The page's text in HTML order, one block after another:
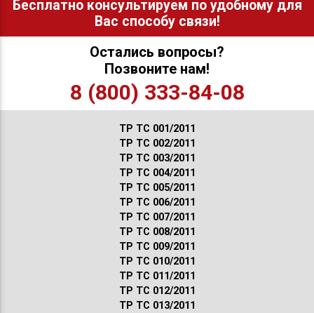
Бесплатно консультируем по удобному для
Вас способу связи!
Остались вопросы?
Позвоните нам!
8 (800) 333-84-08
ТР ТС 001/2011
ТР ТС 002/2011
ТР ТС 003/2011
ТР ТС 004/2011
ТР ТС 005/2011
ТР ТС 006/2011
ТР ТС 007/2011
ТР ТС 008/2011
ТР ТС 009/2011
ТР ТС 010/2011
ТР ТС 011/2011
ТР ТС 012/2011
ТР ТС 013/2011